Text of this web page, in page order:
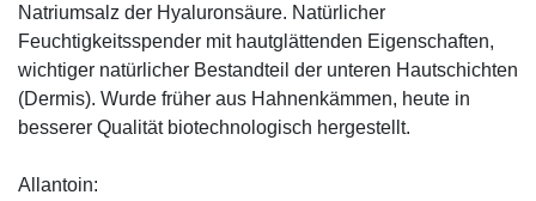
Natriumsalz der Hyaluronsäure. Natürlicher
Feuchtigkeitsspender mit hautglättenden Eigenschaften,
wichtiger natürlicher Bestandteil der unteren Hautschichten
(Dermis). Wurde früher aus Hahnenkämmen, heute in
besserer Qualität biotechnologisch hergestellt.
Allantoin: